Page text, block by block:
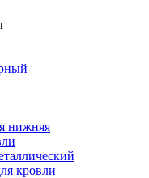
нижняя
кровли